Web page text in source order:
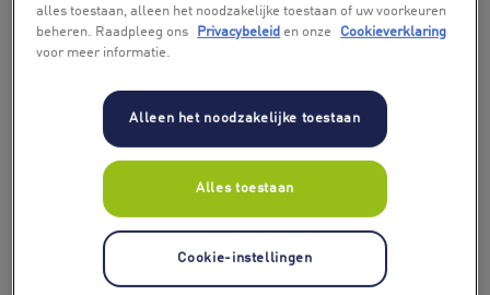
alles toestaan, alleen het noodzakelijke toestaan of uw voorkeuren
beheren. Raadpleeg ons
Privacybeleid en onze
Cookieverklaring
voor meer informatie.
Alleen het noodzakelijke toestaan
Alles toestaan
Cookie-instellingen